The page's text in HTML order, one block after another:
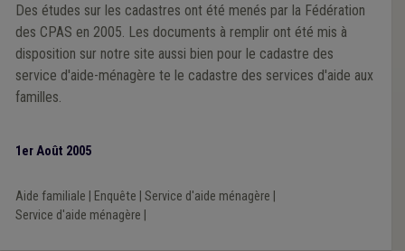
Des études sur les cadastres ont été menés par la Fédération
des CPAS en 2005. Les documents à remplir ont été mis à
disposition sur notre site aussi bien pour le cadastre des
service d'aide-ménagère te le cadastre des services d'aide aux
familles.
1er Août 2005
Aide familiale Enquête Service d'aide ménagère
Service d'aide ménagère